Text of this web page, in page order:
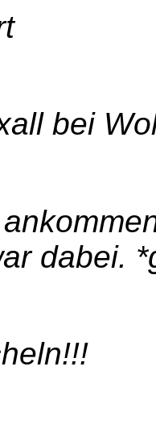
bei
dabei.